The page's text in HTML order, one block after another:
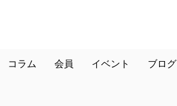
コラム 会員 イベント ブログ